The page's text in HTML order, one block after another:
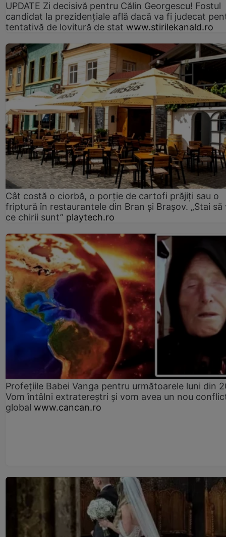
UPDATE Zi decisivă pentru Călin Georgescu! Fostul
candidat la prezidențiale află dacă va fi judecat
tentativă de lovitură de stat www.stirilekanald.ro
Cât costă o ciorbă, o porţie de cartofi prăjiţi sau o
friptură în restaurantele din Bran şi Braşov. „Stai să
ce chirii sunt” playtech.ro
Profețiile Babei Vanga pentru următoarele luni din
Vom întâlni extratereștri și vom avea un nou
global www.cancan.ro